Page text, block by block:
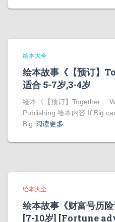
绘本大全
绘本故事《【预订】
适合 5-7岁,3-4岁
绘本《【预订】Together…
Publishing 绘本内容 If Big
Big 阅读更多
绘本大全
绘本故事《财富号历
[7-10岁] [Fortune